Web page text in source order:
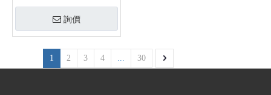
詢價
1 2 3 4 30